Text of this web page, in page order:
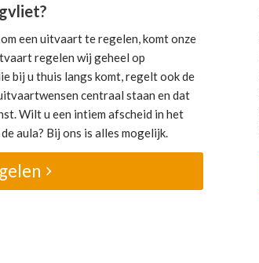
een uitvaart te regelen, komt onze
regelen wij geheel op
bij u thuis langs komt, regelt ook de
centraal staan en dat
Wilt u een intiem afscheid in het
aula? Bij ons is alles mogelijk.